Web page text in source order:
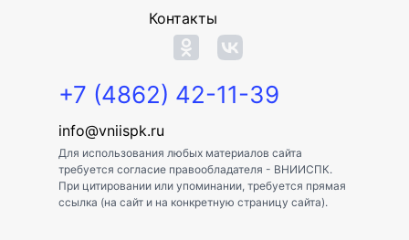
Контакты
+7 (4862) 42-11-39
info@vniispk.ru
Для использования любых материалов сайта
требуется согласие правообладателя - ВНИИСПК.
При цитировании или упоминании, требуется прямая
ссылка (на сайт и на конкретную страницу сайта).